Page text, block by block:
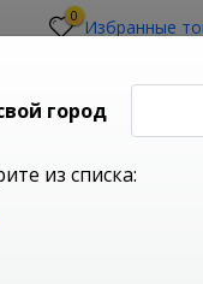
0 Избранные
город
из списка: